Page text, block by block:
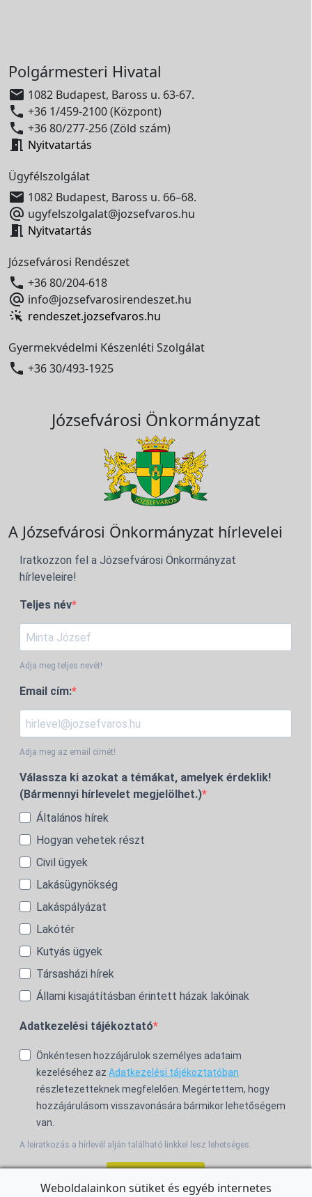
Polgármesteri Hivatal
 1082 Budapest, Baross u. 63-67.
 +36 1/459-2100 (Központ)
 +36 80/277-256 (Zöld szám)
 Nyitvatartás
Ügyfélszolgálat
 1082 Budapest, Baross u. 66–68.
 ugyfelszolgalat@jozsefvaros.hu
 Nyitvatartás
Józsefvárosi Rendészet
 +36 80/204-618
 info@jozsefvarosirendeszet.hu
rendeszet.jozsefvaros.hu
Gyermekvédelmi Készenléti Szolgálat
 +36 30/493-1925
Józsefvárosi Önkormányzat
A Józsefvárosi Önkormányzat hírlevelei
Iratkozzon fel a Józsefvárosi Önkormányzat
hírleveleire!
Teljes név
Adja meg teljes nevét!
Email cím:
Adja meg az email címét!
Válassza ki azokat a témákat, amelyek érdeklik!
(Bármennyi hírlevelet megjelölhet.)
Általános hírek
Hogyan vehetek részt
Civil ügyek
Lakásügynökség
Lakáspályázat
Lakótér
Kutyás ügyek
Társasházi hírek
Állami kisajátításban érintett házak lakóinak
Adatkezelési tájékoztató
Önkéntesen hozzájárulok személyes adataim
kezeléséhez az Adatkezelési tájékoztatóban
részletezetteknek megfelelően. Megértettem, hogy
hozzájárulásom visszavonására bármikor lehetőségem
van.
A leiratkozás a hírlevél alján található linkkel lesz lehetséges.
Weboldalainkon sütiket és egyéb internetes